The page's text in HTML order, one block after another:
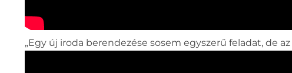
„Egy új iroda berendezése sosem egyszerű feladat, de